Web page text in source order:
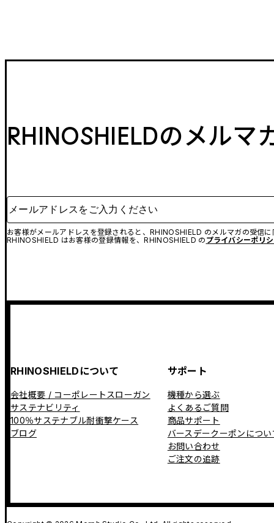
RHINOSHIELDのメルマ
メールアドレスをご入力ください
お客様がメールアドレスを登録されると、RHINOSHIELD のメルマガの受信
RHINOSHIELD はお客様の登録情報を、RHINOSHIELD の プライバシーポリ
RHINOSHIELDについて
会社概要 / コーポレートスローガン
サステナビリティ
100％サステナブル耐衝撃ケース
ブログ
サポート
機種から選ぶ
よくあるご質問
商品サポート
バースデークーポンについ
お問い合わせ
ご注文の追跡